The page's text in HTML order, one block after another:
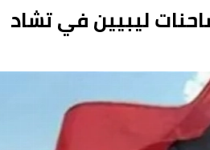
ليبيين في تشاد